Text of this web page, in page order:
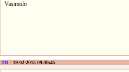
Vasimolo
#11 - 19-02-2015 09:30:45